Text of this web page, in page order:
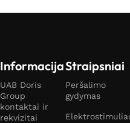
Informacija
UAB Doris
Group
kontaktai ir
rekvizitai
Straipsniai
Peršalimo
gydymas